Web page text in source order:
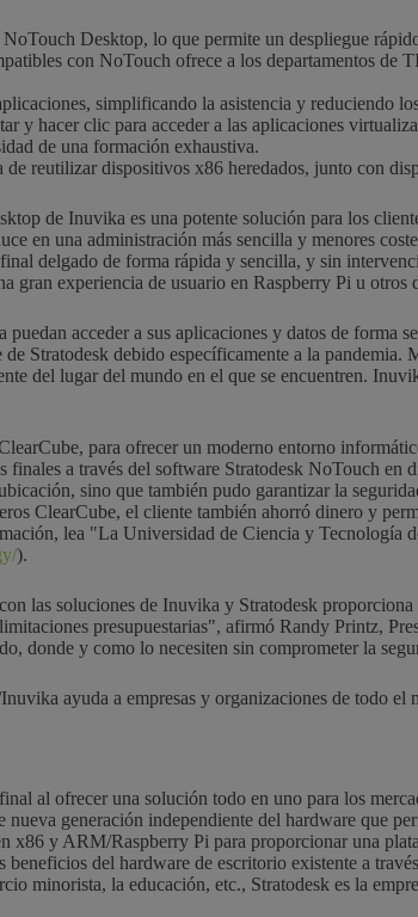
Desktop, lo que permite un despliegue
con NoTouch ofrece a los departamentos de
simplificando la asistencia y reduciendo
y hacer clic para acceder a las aplicaciones
de una formación exhaustiva.
reutilizar dispositivos x86 heredados, junto con
de Inuvika es una potente solución para los
en una administración más sencilla y menores
delgado de forma rápida y sencilla, y sin
gran experiencia de usuario en Raspberry Pi u
acceder a sus aplicaciones y datos de
Stratodesk debido específicamente a la
del lugar del mundo en el que se encuentren.
para ofrecer un moderno entorno
a través del software Stratodesk NoTouch
sino que también pudo garantizar la
ClearCube, el cliente también ahorró dinero y
lea "La Universidad de Ciencia y Tecnología
).
las soluciones de Inuvika y Stratodesk
presupuestarias", afirmó Randy Printz,
donde y como lo necesiten sin comprometer la
ayuda a empresas y organizaciones de todo
al ofrecer una solución todo en uno para los
generación independiente del hardware que
x86 y ARM/Raspberry Pi para proporcionar una
del hardware de escritorio existente a
minorista, la educación, etc., Stratodesk es la